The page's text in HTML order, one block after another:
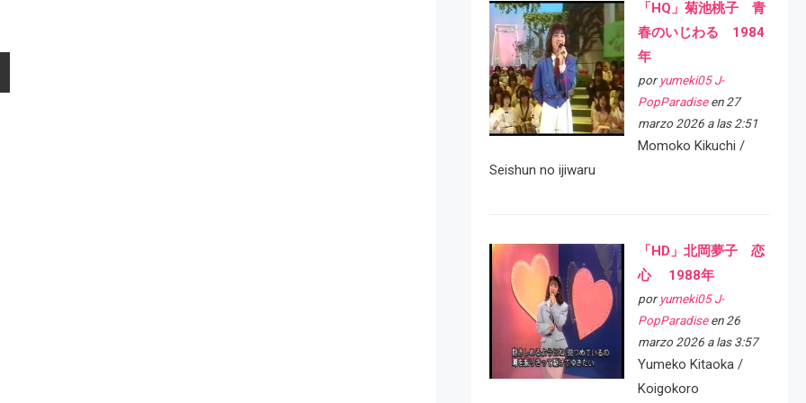
「HQ」菊池桃子 青
春のいじわる 1984
年
por yumeki05 J-
PopParadiseen 27
marzo 2026 a las 2:51
Momoko Kikuchi /
Seishun no ijiwaru
「HD」北岡夢子 恋
心 1988年
por yumeki05 J-
PopParadiseen 26
marzo 2026 a las 3:57
Yumeko Kitaoka /
Koigokoro